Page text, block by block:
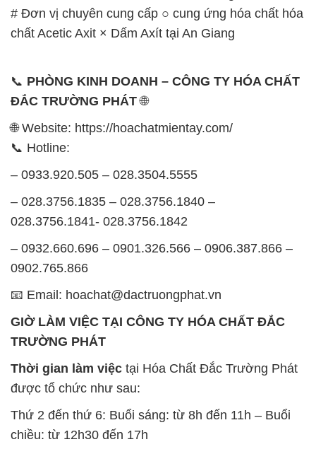
# Đơn vị chuyên cung cấp ○ cung ứng hóa chất hóa
chất Acetic Axit × Dấm Axít tại An Giang
📞 PHÒNG KINH DOANH – CÔNG TY HÓA CHẤT
ĐẮC TRƯỜNG PHÁT🌐
🌐 Website: https://hoachatmientay.com/
📞 Hotline:
– 0933.920.505 – 028.3504.5555
– 028.3756.1835 – 028.3756.1840 –
028.3756.1841- 028.3756.1842
– 0932.660.696 – 0901.326.566 – 0906.387.866 –
0902.765.866
📧 Email: hoachat@dactruongphat.vn
GIỜ LÀM VIỆC TẠI CÔNG TY HÓA CHẤT ĐẮC
TRƯỜNG PHÁT
Thời gian làm việc tại Hóa Chất Đắc Trường Phát
được tổ chức như sau:
Thứ 2 đến thứ 6: Buổi sáng: từ 8h đến 11h – Buổi
chiều: từ 12h30 đến 17h